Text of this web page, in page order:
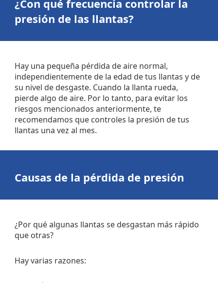
¿Con qué frecuencia controlar la
presión de las llantas?
Hay una pequeña pérdida de aire normal,
independientemente de la edad de tus llantas y de
su nivel de desgaste. Cuando la llanta rueda,
pierde algo de aire. Por lo tanto, para evitar los
riesgos mencionados anteriormente, te
recomendamos que controles la presión de tus
llantas una vez al mes.
Causas de la pérdida de presión
¿Por qué algunas llantas se desgastan más rápido
que otras?
Hay varias razones: